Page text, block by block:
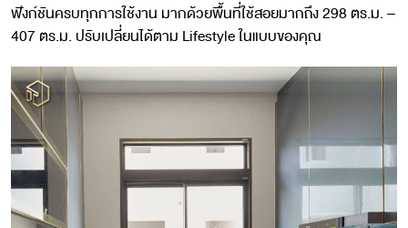
ฟังก์ชันครบทุกการใช้งาน มากด้วยพื้นที่ใช้สอยมากถึง 298 ตร.ม. –
407 ตร.ม. ปรับเปลี่ยนได้ตาม Lifestyle ในแบบของคุณ